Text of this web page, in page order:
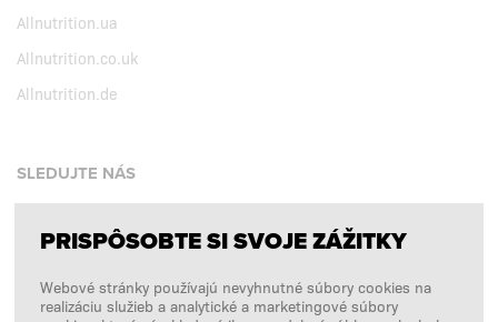
Allnutrition.ua
Allnutrition.co.uk
Allnutrition.de
SLEDUJTE NÁS
Facebook
Instagram
PRISPÔSOBTE SI SVOJE ZÁŽITKY
Webové stránky používajú nevyhnutné súbory cookies na
realizáciu služieb a analytické a marketingové súbory